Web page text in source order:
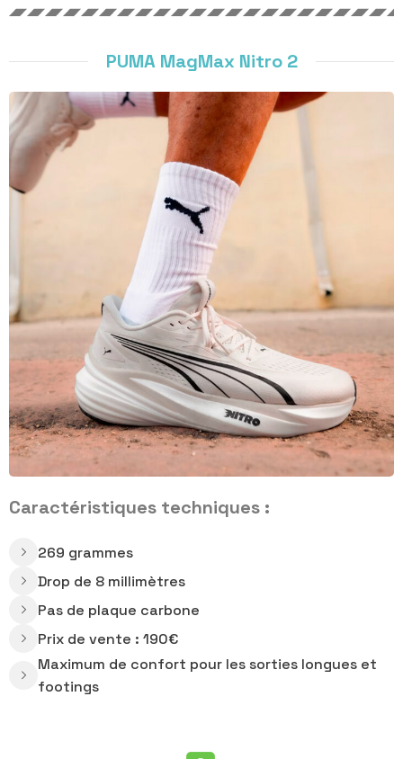
PUMA MagMax Nitro 2
Caractéristiques techniques :
269 grammes
Drop de 8 millimètres
Pas de plaque carbone
Prix de vente : 190€
Maximum de confort pour les sorties longues et
footings